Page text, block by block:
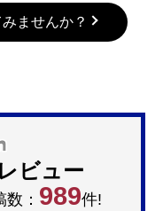
ませんか？
ビュー
： 989件!